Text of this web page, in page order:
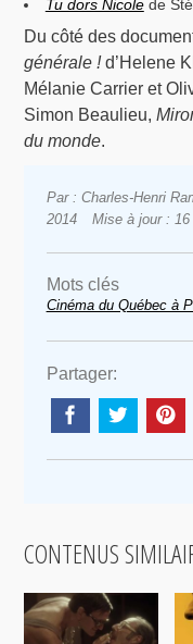
Tu dors Nicolede
Du côté des
générale !d’Helene
Mélanie Carrier et
Simon Beaulieu,
du monde.
Par : Charles-Henri
2014
Mise à jour :
Mots clés
Cinéma du Québec à
Partager:
CONTENUS